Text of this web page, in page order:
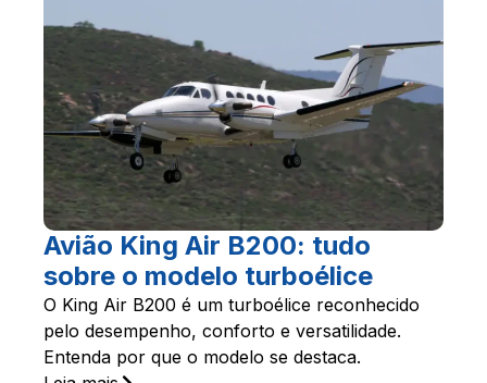
Avião King Air B200: tudo
sobre o modelo turboélice
O King Air B200 é um turboélice reconhecido
pelo desempenho, conforto e versatilidade.
Entenda por que o modelo se destaca.